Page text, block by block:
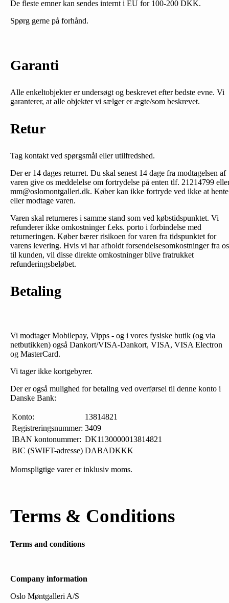
De fleste emner kan sendes internt i EU for 100-200 DKK.
Spørg gerne på forhånd.
Garanti
Alle enkeltobjekter er undersøgt og beskrevet efter bedste evne. Vi
garanterer, at alle objekter vi sælger er ægte/som beskrevet.
Retur
Tag kontakt ved spørgsmål eller utilfredshed.
Der er 14 dages returret. Du skal senest 14 dage fra modtagelsen af
varen give os meddelelse om fortrydelse på enten tlf. 21214799
mm@oslomontgalleri.dk. Køber kan ikke fortryde ved ikke at hente
eller modtage varen.
Varen skal returneres i samme stand som ved købstidspunktet. Vi
refunderer ikke omkostninger f.eks. porto i forbindelse med
returneringen. Køber bærer risikoen for varen fra tidspunktet for
varens levering. Hvis vi har afholdt forsendelsesomkostninger fra os
til kunden, vil disse direkte omkostninger blive fratrukket
refunderingsbeløbet.
Betaling
Vi modtager Mobilepay, Vipps - og i vores fysiske butik (og via
netbutikken) også Dankort/VISA-Dankort, VISA, VISA Electron
og MasterCard.
Vi tager ikke kortgebyrer.
Der er også mulighed for betaling ved overførsel til denne konto i
Danske Bank:
Konto:
13814821
Registreringsnummer: 3409
IBAN kontonummer: DK1130000013814821
BIC (SWIFT-adresse) DABADKKK
Momspligtige varer er inklusiv moms.
Terms & Conditions
Terms and conditions
Company information
Oslo Møntgalleri A/S